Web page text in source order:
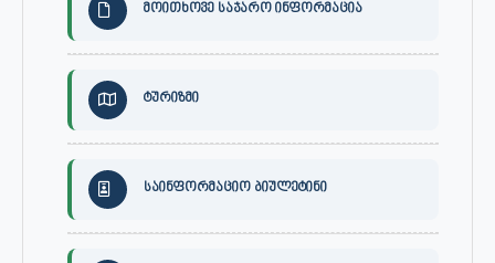
მოითხოვე საჯარო ინფორმაცია
ტურიზმი
საინფორმაციო ბიულეტინი